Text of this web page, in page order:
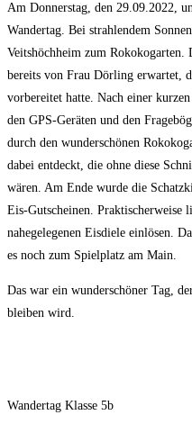
Am Donnerstag, den 29.09.2022,
Wandertag. Bei strahlendem
Veitshöchheim zum
bereits von Frau Dörling erwartet,
vorbereitet hatte. Nach einer
den GPS-Geräten und den
durch den wunderschönen
dabei entdeckt, die ohne diese
wären. Am Ende wurde die
Eis-Gutscheinen. Praktischerweise
nahegelegenen Eisdiele einlösen.
es noch zum Spielplatz am Main.
Das war ein wunderschöner Tag,
bleiben wird.
Wandertag Klasse 5b